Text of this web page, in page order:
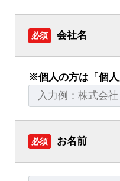
必須 会社名
※個人の方は「個人
必須 お名前